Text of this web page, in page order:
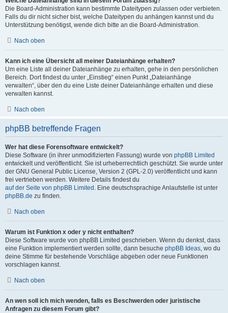
Die Board-Administration kann bestimmte Dateitypen zulassen oder verbieten.
Falls du dir nicht sicher bist, welche Dateitypen du anhängen kannst und du
Unterstützung benötigst, wende dich bitte an die Board-Administration.
Nach oben
Kann ich eine Übersicht all meiner Dateianhänge erhalten?
Um eine Liste all deiner Dateianhänge zu erhalten, gehe in den persönlichen
Bereich. Dort findest du unter „Einstieg“ einen Punkt „Dateianhänge
verwalten“, über den du eine Liste deiner Dateianhänge erhalten und diese
verwalten kannst.
Nach oben
phpBB betreffende Fragen
Wer hat diese Forensoftware entwickelt?
Diese Software (in ihrer unmodifizierten Fassung) wurde von phpBB Limited
entwickelt und veröffentlicht. Sie ist urheberrechtlich geschützt. Sie wurde unter
der GNU General Public License, Version 2 (GPL-2.0) veröffentlicht und kann
frei vertrieben werden. Weitere Details findest du
auf der Seite von phpBB Limited . Eine deutschsprachige Anlaufstelle ist unter
phpBB.de zu finden.
Nach oben
Warum ist Funktion x oder y nicht enthalten?
Diese Software wurde von phpBB Limited geschrieben. Wenn du denkst, dass
eine Funktion implementiert werden sollte, dann besuche phpBB Ideas, wo du
deine Stimme für bestehende Vorschläge abgeben oder neue Funktionen
vorschlagen kannst.
Nach oben
An wen soll ich mich wenden, falls es Beschwerden oder juristische
Anfragen zu diesem Forum gibt?